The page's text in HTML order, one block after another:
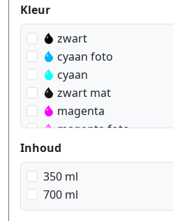
Produktfilter
Kleur
zwart
cyaan foto
cyaan
zwart mat
magenta
magenta foto
geel
Inhoud
350 ml
700 ml